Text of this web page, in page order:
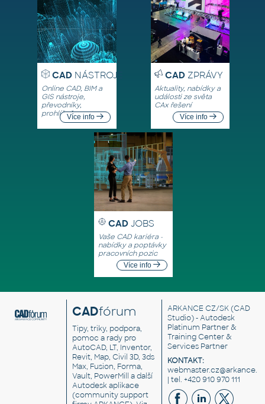
CADNÁSTROJE
Online CAD, BIM a
GIS nástroje,
převodníky,
prohlížečeVíce info
CADZPRÁVY
Aktuality, nabídky a
události ze světa
CAx řešení
Více info
CAD JOBS
Vaše CAD kariéra -
nabídky a poptávky
pracovních pozic
Více info
CADfórum
Tipy, triky, podpora,
pomoc a rady pro
AutoCAD, LT, Inventor,
Revit, Map, Civil 3D, 3ds
Max, Fusion, Forma,
Vault, PowerMill a další
Autodesk aplikace
(community support
ARKANCE CZ/SK(CAD
Studio) - Autodesk
Platinum Partner &
Training Center &
Services Partner
KONTAKT:
| tel. +420 910 970 111